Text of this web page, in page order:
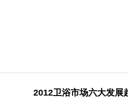
2012卫浴市场六大发展